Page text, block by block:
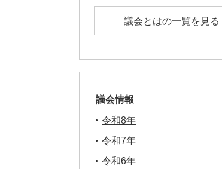
議会とはの一覧を見る
議会情報
令和8年
令和7年
令和6年